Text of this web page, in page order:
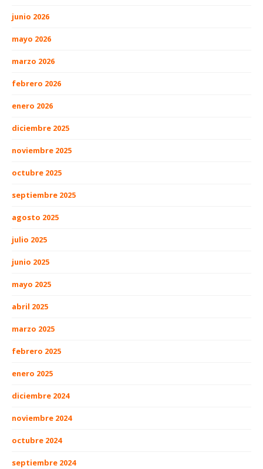
junio 2026
mayo 2026
marzo 2026
febrero 2026
enero 2026
diciembre 2025
noviembre 2025
octubre 2025
septiembre 2025
agosto 2025
julio 2025
junio 2025
mayo 2025
abril 2025
marzo 2025
febrero 2025
enero 2025
diciembre 2024
noviembre 2024
octubre 2024
septiembre 2024